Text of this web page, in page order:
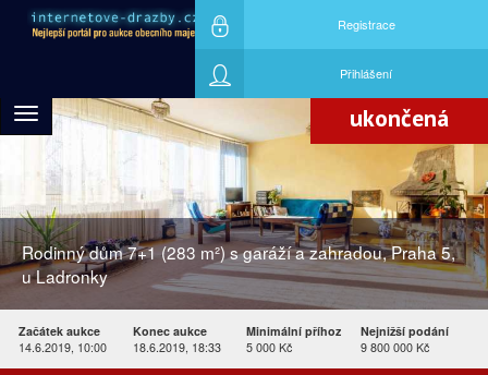
Registrace
Přihlášení
Nejvyšší nabídku učinil účastník aukce
Toggle
navigation
ukončená
Rodinný dům 7+1 (283 m²) s garáží a zahradou, Praha 5,
u Ladronky
Začátek aukce
14.6.2019, 10:00
Konec aukce
18.6.2019, 18:33
Minimální příhoz
5 000 Kč
Nejnižší podání
9 800 000 Kč